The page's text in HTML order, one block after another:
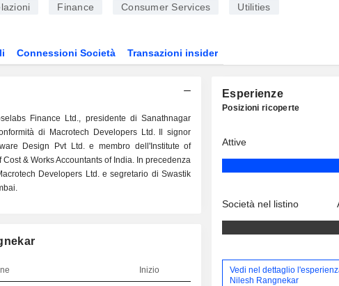
Finance Consumer Services Utilities
Connessioni Società Transazioni insider
Finance Ltd., presidente di Sanathnagar
di Macrotech Developers Ltd. Il signor
Design Pvt Ltd. e membro dell'Institute of
& Works Accountants of India. In precedenza
Developers Ltd. e segretario di Swastik
Inizio
Esperienze
Posizioni ricoperte
Attive
Società nel listino
Vedi nel dettaglio
Nilesh Rangnekar